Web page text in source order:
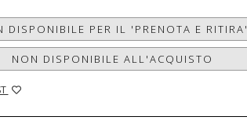
DISPONIBILE PER IL 'PRENOTA E RITIRA'
NON DISPONIBILE ALL'ACQUISTO